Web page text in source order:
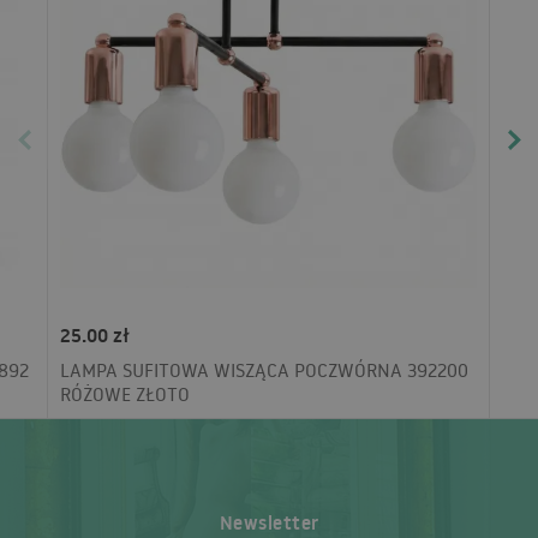
25.00 zł
LAMPA SUFITOWA WISZĄCA POCZWÓRNA 392200
RÓŻOWE ZŁOTO
Newsletter